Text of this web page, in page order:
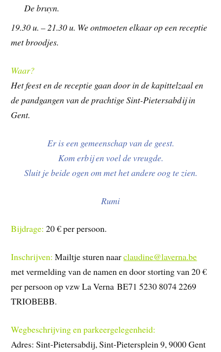
De bruyn.
19.30 u. – 21.30 u. We ontmoeten elkaar op een receptie
met broodjes.
Waar?
Het feest en de receptie gaan door in de kapittelzaal en
de pandgangen van de prachtigeSint-Pietersabdij in
Gent.
Er is een gemeenschap van de geest.
Kom erbij en voel de vreugde.
Sluit je beide ogen om met het andere oog te zien.
Rumi
Bijdrage: 20 € per persoon.
Inschrijven: Mailtje sturen naarclaudine@laverna.be
met vermelding van de namen en door storting van 20 €
per persoon op vzw La Verna BE71 5230 8074 2269
TRIOBEBB.
Wegbeschrijving en parkeergelegenheid:
Adres: Sint-Pietersabdij, Sint-Pietersplein 9, 9000 Gent